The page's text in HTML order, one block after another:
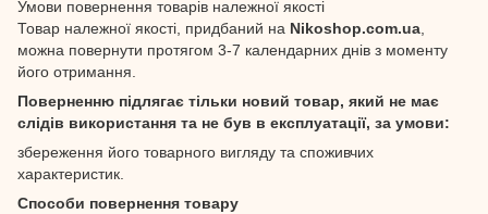
Умови повернення товарів належної якості
Товар належної якості, придбаний на Nikoshop.com.ua
можна повернути протягом 3-7 календарних днів з моменту
його отримання.
Поверненню підлягає тільки новий товар, який не має
слідів використання та не був в експлуатації, за умови:
збереження його товарного вигляду та споживчих
характеристик.
Способи повернення товару